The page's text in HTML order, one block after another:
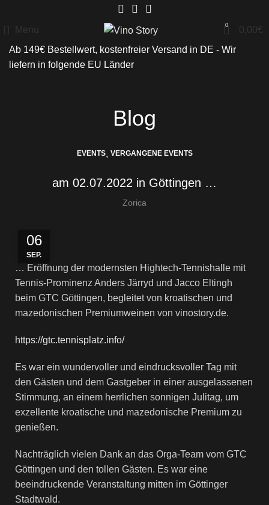
Menu 0 0,00€
Ab 149€ Bestellwert, kostenfreier Versand in DE - Wir
liefern in folgende EU Länder
Blog
EVENTS, VERGANGENE EVENTS
am 02.07.2022 in Göttingen …
Zorica
06
SEP.
… Eröffnung der modernsten Hightech-Tennishalle mit
Tennis-Prominenz Anders Järryd und Jacco Eltingh
beim GTC Göttingen, begleitet von kroatischen und
mazedonischen Premiumweinen von vinostory.de.
https://gtc.tennisplatz.info/
Es war ein wundervoller und eindrucksvoller Tag mit
den Gästen und dem Gastgeber in einer ausgelassenen
Stimmung, an einem herrlichen sonnigen Julitag, um
exzellente kroatische und mazedonische Premium zu
genießen.
Nachträglich vielen Dank an das Orga-Team vom GTC
Göttingen und den tollen Gästen. Es war eine
beeindruckende Veranstaltung mitten im Göttinger
Stadtwald.